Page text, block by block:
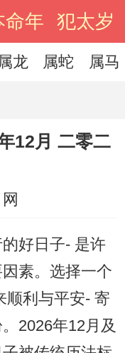
命年 犯太岁
属龙 属蛇 属马
12月 二零二
好日子- 是许
素。选择一个
顺利与平安- 寄
2026年12月及